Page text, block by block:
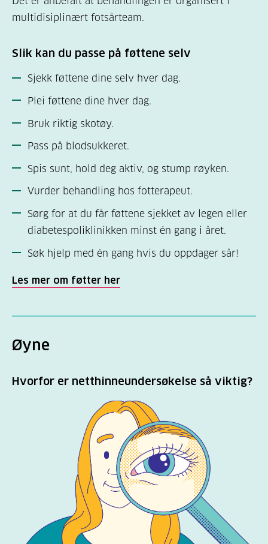
multidisiplinært fotsårteam.
Slik kan du passe på føttene selv
Sjekk føttene dine selv hver dag.
Plei føttene dine hver dag.
Bruk riktig skotøy.
Pass på blodsukkeret.
Spis sunt, hold deg aktiv, og stump røyken.
Vurder behandling hos fotterapeut.
Sørg for at du får føttene sjekket av legen eller
diabetespoliklinikken minst én gang i året.
Søk hjelp med én gang hvis du oppdager sår!
Les mer om føtter her
Øyne
Hvorfor er netthinneundersøkelse så viktig?